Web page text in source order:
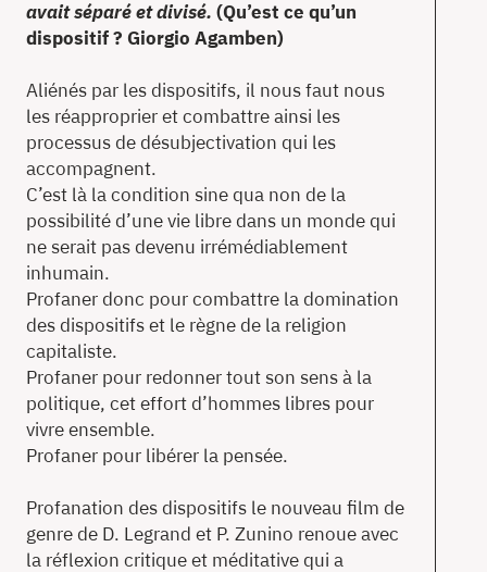
avait séparé et divisé. (Qu’est ce qu’un
dispositif ? Giorgio Agamben)
Aliénés par les dispositifs, il nous faut nous
les réapproprier et combattre ainsi les
processus de désubjectivation qui les
accompagnent.
C’est là la condition sine qua non de la
possibilité d’une vie libre dans un monde qui
ne serait pas devenu irrémédiablement
inhumain.
Profaner donc pour combattre la domination
des dispositifs et le règne de la religion
capitaliste.
Profaner pour redonner tout son sens à la
politique, cet effort d’hommes libres pour
vivre ensemble.
Profaner pour libérer la pensée.
Profanation des dispositifs le nouveau film de
genre de D. Legrand et P. Zunino renoue avec
la réflexion critique et méditative qui a